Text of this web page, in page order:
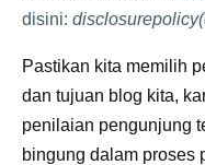
disini:
Pastikan kita memilih
dan tujuan blog kita,
penilaian pengunjung
bingung dalam proses